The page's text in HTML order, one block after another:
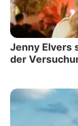
Jenny Elvers
der